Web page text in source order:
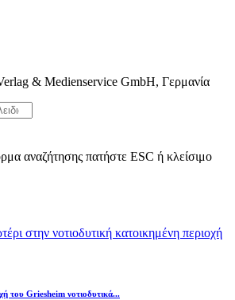
& Medienservice GmbH, Γερμανία
αναζήτησης πατήστε ESC ή κλείσιμο
του Griesheim νοτιοδυτικά...